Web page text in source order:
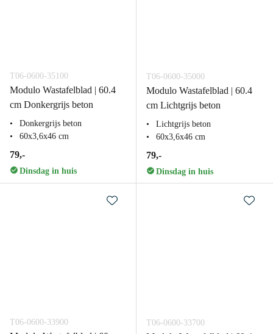
T06-0600-35100
Modulo Wastafelblad | 60.4
cm Donkergrijs beton
Donkergrijs beton
60x3,6x46 cm
79,-
Dinsdag in huis
T06-0600-35000
Modulo Wastafelblad | 60.4
cm Lichtgrijs beton
Lichtgrijs beton
60x3,6x46 cm
79,-
Dinsdag in huis
T06-0600-33900 T06-0600-33700